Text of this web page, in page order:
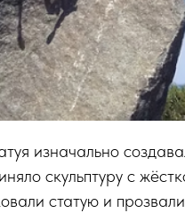
изначально
скульптуру с
статую и